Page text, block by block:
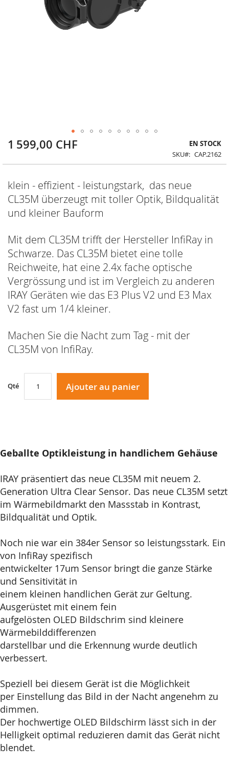
1 599,00 CHF
EN STOCK
SKU
CAP.2162
klein - effizient - leistungstark, das neue
CL35M überzeugt mit toller Optik, Bildqualität
und kleiner Bauform
Mit dem CL35M trifft der Hersteller InfiRay in
Schwarze. Das CL35M bietet eine tolle
Reichweite, hat eine 2.4x fache optische
Vergrössung und ist im Vergleich zu anderen
IRAY Geräten wie das E3 Plus V2 und E3 Max
V2 fast um 1/4 kleiner.
Machen Sie die Nacht zum Tag - mit der
CL35M von InfiRay.
Qté Ajouter au panier
Skip
of
the
images
gallery
Geballte Optikleistung in handlichem Gehäuse
IRAY präsentiert das neue CL35M mit neuem 2.
Generation Ultra Clear Sensor. Das neue CL35M setzt
im Wärmebildmarkt den Massstab in Kontrast,
Bildqualität und Optik.
Noch nie war ein 384er Sensor so leistungsstark. Ein
von InfiRay spezifisch
entwickelter 17um Sensor bringt die ganze Stärke
und Sensitivität in
einem kleinen handlichen Gerät zur Geltung.
Ausgerüstet mit einem fein
aufgelösten OLED Bildschrim sind kleinere
Wärmebilddifferenzen
darstellbar und die Erkennung wurde deutlich
verbessert.
Speziell bei diesem Gerät ist die Möglichkeit
per Einstellung das Bild in der Nacht angenehm zu
dimmen.
Der hochwertige OLED Bildschirm lässt sich in der
Helligkeit optimal reduzieren damit das Gerät nicht
blendet.